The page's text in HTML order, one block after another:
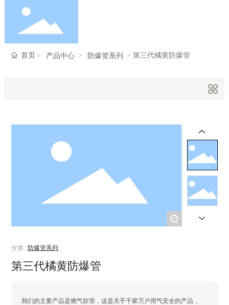
首页
首页 产品中心 防爆管系列 第三代橘黄防爆管
+
分类: 防爆管系列
第三代橘黄防爆管
我们的主要产品是燃气软管，这是关乎千家万户用气安全的产品，